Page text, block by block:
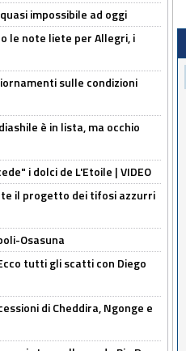
impossibile ad oggi
le note liete per Allegri, i
sulle condizioni
è in lista, ma occhio
i dolci de L'Etoile | VIDEO
il progetto dei tifosi azzurri
Osasuna
tutti gli scatti con Diego
di Cheddira, Ngonge e